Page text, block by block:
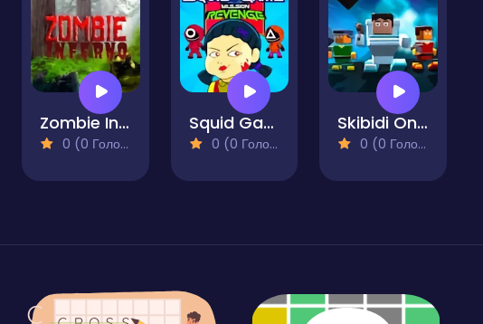
Zombie Inferno
0 (0 Голосів)
Squid Game Mission Revenge
0 (0 Голосів)
Skibidi Online
0 (0 Голосів)